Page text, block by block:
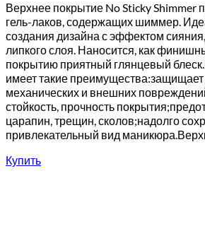
Верхнее покрытие No Sticky Shimmer
гель-лаков, содержащих шиммер.
создания дизайна с эффектом
липкого слоя. Наносится, как
покрытию приятный глянцевый
имеет такие преимущества:защищает
механических и внешних
стойкость, прочность
царапин, трещин, сколов;надолго
привлекательный вид
Купить